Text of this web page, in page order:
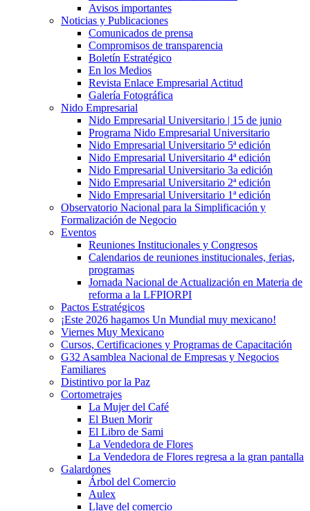
Avisos importantes
Noticias y Publicaciones
Comunicados de prensa
Compromisos de transparencia
Boletín Estratégico
En los Medios
Revista Enlace Empresarial Actitud
Galería Fotográfica
Nido Empresarial
Nido Empresarial Universitario | 15 de junio
Programa Nido Empresarial Universitario
Nido Empresarial Universitario 5ª edición
Nido Empresarial Universitario 4ª edición
Nido Empresarial Universitario 3a edición
Nido Empresarial Universitario 2ª edición
Nido Empresarial Universitario 1ª edición
Observatorio Nacional para la Simplificación y
Formalización de Negocio
Eventos
Reuniones Institucionales y Congresos
Calendarios de reuniones institucionales, ferias,
programas
Jornada Nacional de Actualización en Materia de
reforma a la LFPIORPI
Pactos Estratégicos
¡Este 2026 hagamos Un Mundial muy mexicano!
Viernes Muy Mexicano
Cursos, Certificaciones y Programas de Capacitación
G32 Asamblea Nacional de Empresas y Negocios
Familiares
Distintivo por la Paz
Cortometrajes
La Mujer del Café
El Buen Morir
El Libro de Sami
La Vendedora de Flores
La Vendedora de Flores regresa a la gran pantalla
Galardones
Árbol del Comercio
Aulex
Llave del comercio